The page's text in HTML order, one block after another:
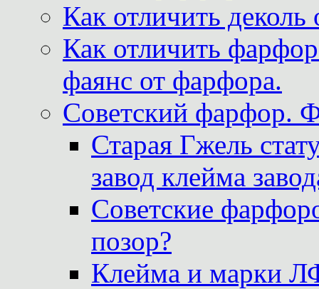
Как отличить
Как отличить
фаянс от фарфора.
Советский фарфор.
Старая Гжель
завод клейма
Советские
позор?
Клейма и марки